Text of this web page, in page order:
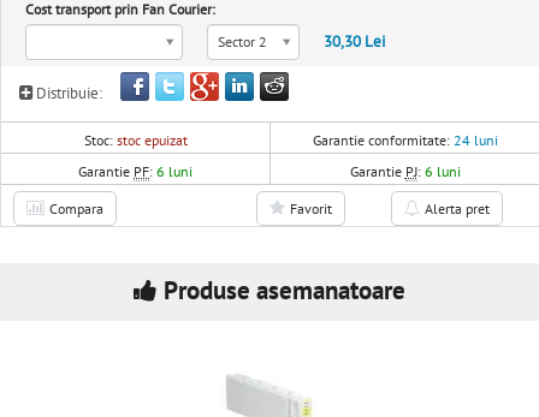
Cost transport prin Fan Courier:
Sector 2
30,30 Lei
Distribuie:
Stoc: stoc epuizat Garantie conformitate: 24 luni
Garantie PF:6 luni Garantie PJ: 6 luni
Compara Favorit Alerta pret
Produse asemanatoare